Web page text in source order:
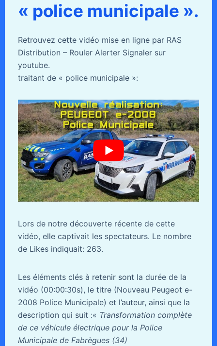
« police municipale ».
Retrouvez cette vidéo mise en ligne par RAS
Distribution – Rouler Alerter Signaler sur
youtube.
traitant de « police municipale »:
Lors de notre découverte récente de cette
vidéo, elle captivait les spectateurs. Le nombre
de Likes indiquait: 263.
Les éléments clés à retenir sont la durée de la
vidéo (00:00:30s), le titre (Nouveau Peugeot e-
2008 Police Municipale) et l’auteur, ainsi que la
description qui suit :« Transformation complète
de ce véhicule électrique pour la Police
Municipale de Fabrègues (34)